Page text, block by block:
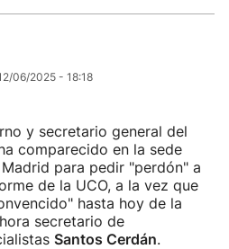
06/2025 - 18:18
y secretario general del
comparecido en la sede
para pedir "perdón" a
de la UCO, a la vez que
hasta hoy de la
secretario de
Santos Cerdán.